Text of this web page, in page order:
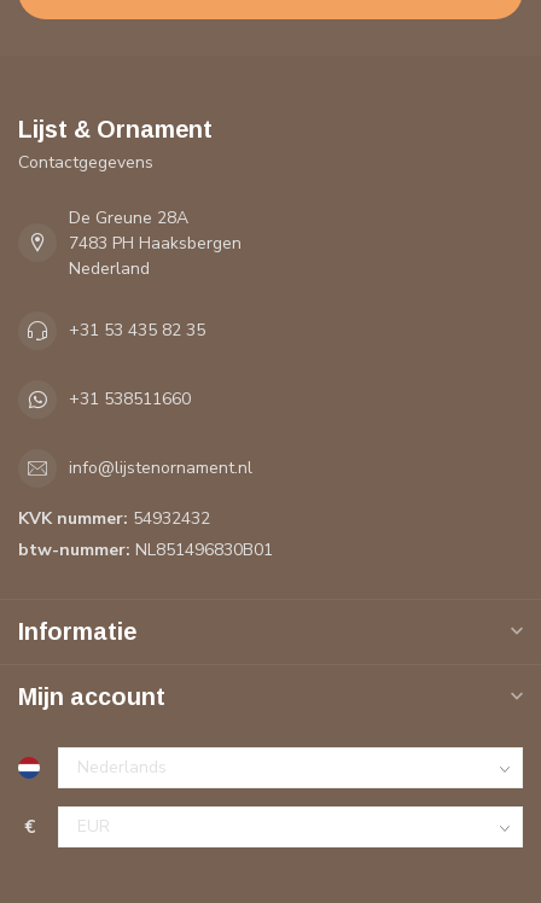
Lijst & Ornament
Contactgegevens
De Greune 28A
7483 PH Haaksbergen
Nederland
+31 53 435 82 35
+31 538511660
info@lijstenornament.nl
KVK nummer: 54932432
btw-nummer: NL851496830B01
Informatie
Mijn account
€